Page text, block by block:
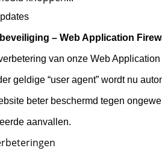
– Web Application
van onze Web
geldige “user agent” wordt nu
beter beschermd tegen
aanvallen.